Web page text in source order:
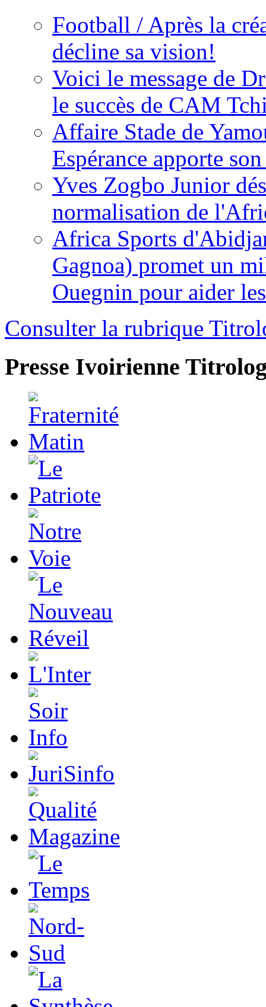
Football / Après la
décline sa vision!
Voici le message de
le succès de CAM
Affaire Stade de
Espérance apporte
Yves Zogbo Junior
normalisation de
Africa Sports
Gagnoa) promet un
Ouegnin pour aider
Consulter la rubrique
Presse Ivoirienne